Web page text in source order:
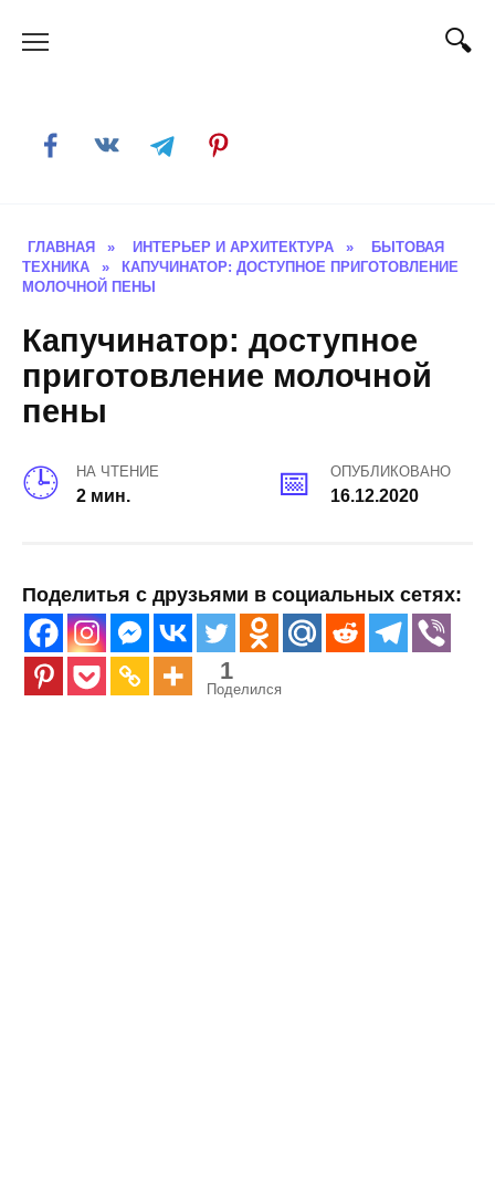
ГЛАВНАЯ » ИНТЕРЬЕР И АРХИТЕКТУРА »
БЫТОВАЯ
ТЕХНИКА
»
КАПУЧИНАТОР: ДОСТУПНОЕ ПРИГОТОВЛЕНИЕ
МОЛОЧНОЙ ПЕНЫ
Капучинатор: доступное
приготовление молочной
пены
НА ЧТЕНИЕ
2 мин.
ОПУБЛИКОВАНО
16.12.2020
Поделитья с друзьями в социальных сетях:
1
Поделился